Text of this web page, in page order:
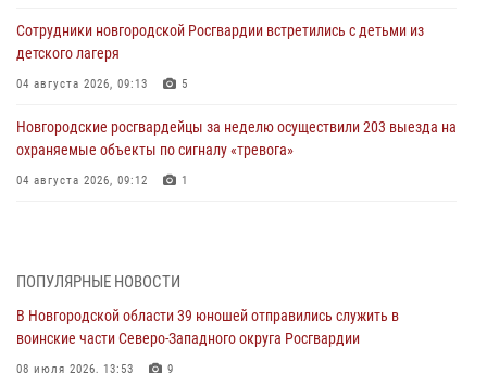
Сотрудники новгородской Росгвардии встретились с детьми из
детского лагеря
04 августа 2026, 09:13 5
Новгородские росгвардейцы за неделю осуществили 203 выезда на
охраняемые объекты по сигналу «тревога»
04 августа 2026, 09:12 1
В Великом Новгороде сотрудники центра лицензионно-
разрешительной работы Росгвардии провели телефонную «горячую
ПОПУЛЯРНЫЕ НОВОСТИ
В Новгородской области 39 юношей отправились служить в
воинские части Северо-Западного округа Росгвардии
08 июля 2026, 13:53 9